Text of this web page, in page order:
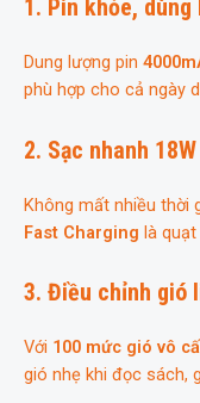
1. Pin khỏe, dùng
Dung lượng pin
phù hợp cho cả ngày
2. Sạc nhanh 18W
Không mất nhiều thời
Fast Charging là
3. Điều chỉnh gió
Với 100 mức gió vô
gió nhẹ khi đọc sách,